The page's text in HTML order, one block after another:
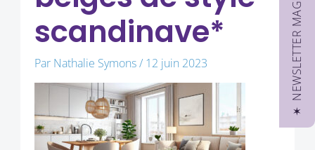
scandinave*
Par Nathalie Symons/ 12 juin 2023 ✶ NEWSLETTER MAGIQUE ✶